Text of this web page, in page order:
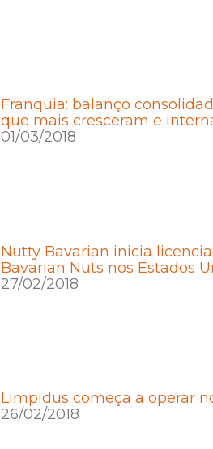
Franquia: balanço
que mais cresceram e
01/03/2018
Nutty Bavarian inicia
Bavarian Nuts nos Estados
27/02/2018
Limpidus começa a operar
26/02/2018